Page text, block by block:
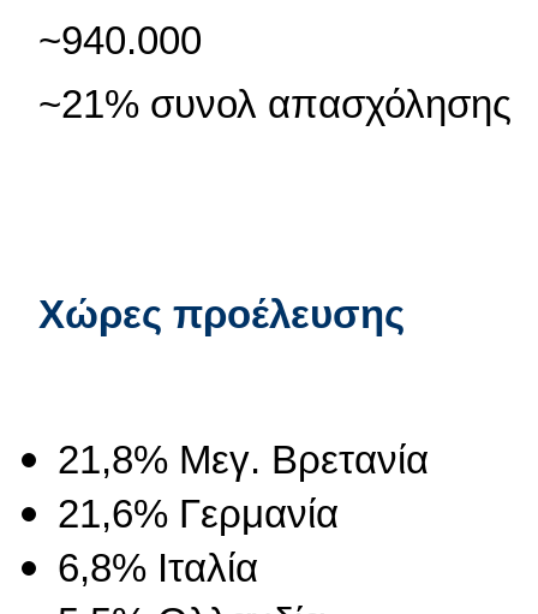
~940.000
~21% συνολ απασχόλησης
Χώρες προέλευσης
21,8% Μεγ. Βρετανία
21,6% Γερμανία
6,8% Ιταλία